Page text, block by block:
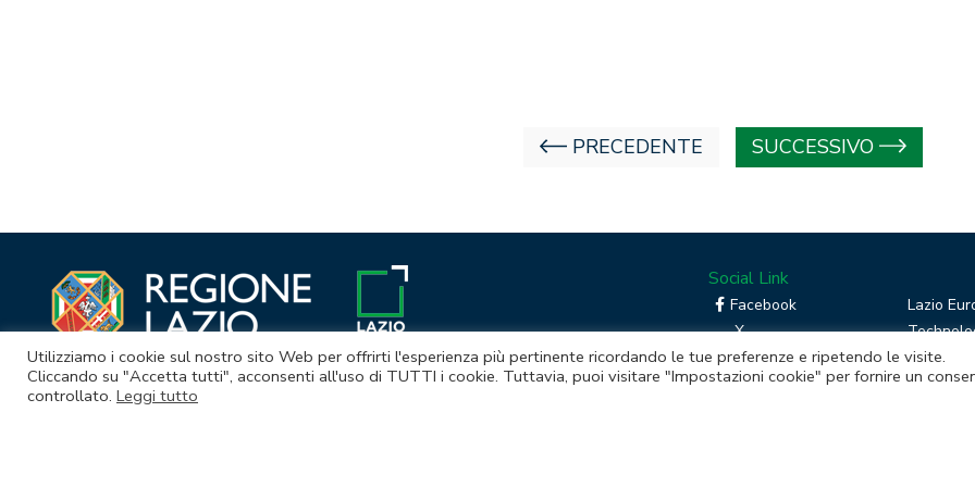
PRECEDENTE SUCCESSIVO
Social Link
Facebook
X
Linkedin
RSS
Lazio
Boost
Utilizziamo i cookie sul nostro sito Web per offrirti l'esperienza più pertinente ricordando le tue preferenze e ripetendo le visite.
Cliccando su "Accetta tutti", acconsenti all'uso di TUTTI i cookie. Tuttavia, puoi visitare "Impostazioni cookie" per fornire un
controllato. Leggi tutto